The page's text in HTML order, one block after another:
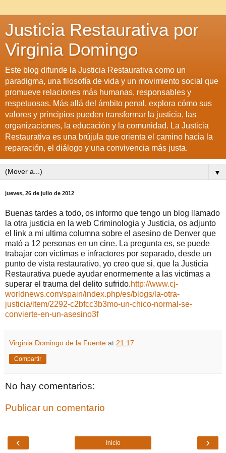
Justicia Restaurativa por
Virginia Domingo
Este blog difunde la Justicia Restaurativa como un
paradigma, una filosofía de vida y un movimiento social que
promueve relaciones más humanas, responsables y
respetuosas. Más allá del ámbito penal, explora cómo sus
valores y principios pueden transformar la justicia, las
organizaciones, la educación y la comunidad. La Justicia
Restaurativa es una brújula que orienta el camino hacia la
reparación, el diálogo y una convivencia más justa.
▼
jueves, 26 de julio de 2012
Buenas tardes a todo, os informo que tengo un blog llamado
la otra justicia en la web Criminologia y Justicia, os adjunto
el link a mi ultima columna sobre el asesino de Denver que
mató a 12 personas en un cine. La pregunta es, se puede
trabajar con victimas e infractores por separado, desde un
punto de vista restaurativo, yo creo que si, que la Justicia
Restaurativa puede ayudar enormemente a las victimas a
superar el trauma del delito sufrido.http://www.cj-
worldnews.com/spain/index.php/es/blogs/la-otra-
justicia/item/2292-c2bfcc3b3mo-un-chico-normal-se-
convierte-en-un-asesino3f
Virginia Domingo de la Fuente at 21:17
Compartir
No hay comentarios:
Publicar un comentario
‹ ›
Inicio